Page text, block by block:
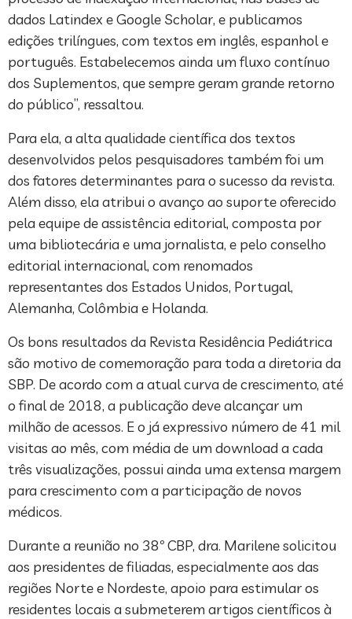
dados Latindex e Google Scholar, e publicamos
edições trilíngues, com textos em inglês, espanhol e
português. Estabelecemos ainda um fluxo contínuo
dos Suplementos, que sempre geram grande retorno
do público”, ressaltou.
Para ela, a alta qualidade científica dos textos
desenvolvidos pelos pesquisadores também foi um
dos fatores determinantes para o sucesso da revista.
Além disso, ela atribui o avanço ao suporte oferecido
pela equipe de assistência editorial, composta por
uma bibliotecária e uma jornalista, e pelo conselho
editorial internacional, com renomados
representantes dos Estados Unidos, Portugal,
Alemanha, Colômbia e Holanda.
Os bons resultados da Revista Residência Pediátrica
são motivo de comemoração para toda a diretoria da
SBP. De acordo com a atual curva de crescimento, até
o final de 2018, a publicação deve alcançar um
milhão de acessos. E o já expressivo número de 41 mil
visitas ao mês, com média de um download a cada
três visualizações, possui ainda uma extensa margem
para crescimento com a participação de novos
médicos.
Durante a reunião no 38º CBP, dra. Marilene solicitou
aos presidentes de filiadas, especialmente aos das
regiões Norte e Nordeste, apoio para estimular os
residentes locais a submeterem artigos científicos à